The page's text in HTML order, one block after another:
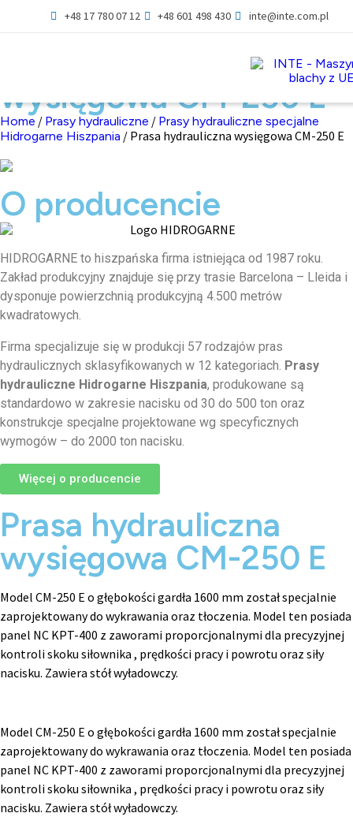
+48 17 780 07 12 +48 601 498 430 inte@inte.com.pl
Prasa hydrauliczna
wysięgowa CM-250 E
Home / Prasy hydrauliczne / Prasy hydrauliczne specjalne
Hidrogarne Hiszpania / Prasa hydrauliczna wysięgowa CM-250 E
O producencie
HIDROGARNE to hiszpańska firma istniejąca od 1987 roku.
Zakład produkcyjny znajduje się przy trasie Barcelona – Lleida i
dysponuje powierzchnią produkcyjną 4.500 metrów
kwadratowych.
Firma specjalizuje się w produkcji 57 rodzajów pras
hydraulicznych sklasyfikowanych w 12 kategoriach. Prasy
hydrauliczne Hidrogarne Hiszpania, produkowane są
standardowo w zakresie nacisku od 30 do 500 ton oraz
konstrukcje specjalne projektowane wg specyficznych
wymogów – do 2000 ton nacisku.
Więcej o producencie
Prasa hydrauliczna
wysięgowa CM-250 E
Model CM-250 E o głębokości gardła 1600 mm został specjalnie
zaprojektowany do wykrawania oraz tłoczenia. Model ten posiada
panel NC KPT-400 z zaworami proporcjonalnymi dla precyzyjnej
kontroli skoku siłownika , prędkości pracy i powrotu oraz siły
nacisku. Zawiera stół wyładowczy.
Model CM-250 E o głębokości gardła 1600 mm został specjalnie
zaprojektowany do wykrawania oraz tłoczenia. Model ten posiada
panel NC KPT-400 z zaworami proporcjonalnymi dla precyzyjnej
kontroli skoku siłownika , prędkości pracy i powrotu oraz siły
nacisku. Zawiera stół wyładowczy.